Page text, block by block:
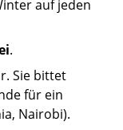
auf jeden
.
Sie bittet
für ein
Nairobi).